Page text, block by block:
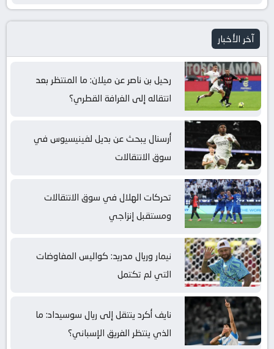
آخر الأخبار
رحيل بن ناصر عن ميلان: ما المنتظر بعد
انتقاله إلى الغرافة القطري؟
أرسنال يبحث عن بديل لفينيسيوس في
سوق الانتقالات
تحركات الهلال في سوق الانتقالات
ومستقبل إنزاجي
نيمار وريال مدريد: كواليس المفاوضات
التي لم تكتمل
نايف أكرد ينتقل إلى ريال سوسيداد: ما
الذي ينتظر الفريق الإسباني؟